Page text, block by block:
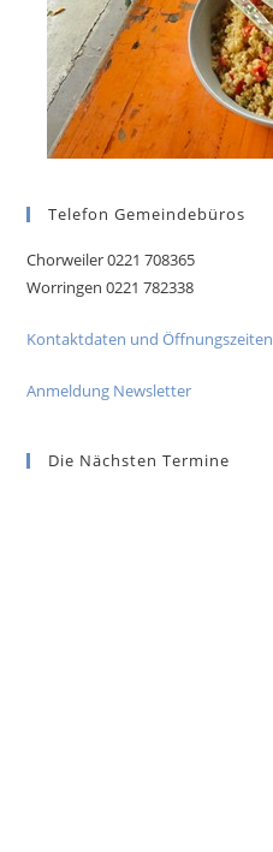
Telefon Gemeindebüros
Chorweiler 0221 708365
Worringen 0221 782338
Kontaktdaten und Öffnungszeiten
Anmeldung Newsletter
Die Nächsten Termine